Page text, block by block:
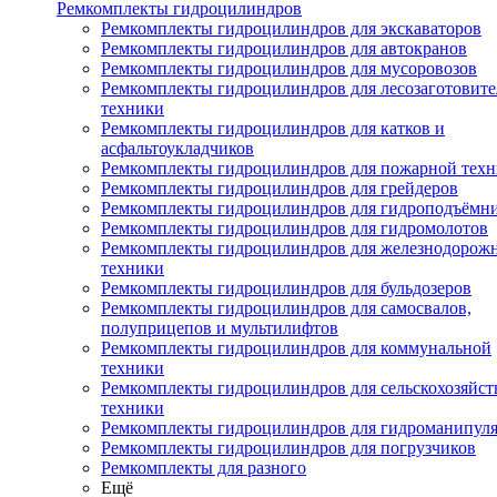
Ремкомплекты гидроцилиндров
Ремкомплекты гидроцилиндров для экскаваторов
Ремкомплекты гидроцилиндров для автокранов
Ремкомплекты гидроцилиндров для мусоровозов
Ремкомплекты гидроцилиндров для
техники
Ремкомплекты гидроцилиндров для катков и
асфальтоукладчиков
Ремкомплекты гидроцилиндров для пожарной
Ремкомплекты гидроцилиндров для грейдеров
Ремкомплекты гидроцилиндров для
Ремкомплекты гидроцилиндров для гидромолотов
Ремкомплекты гидроцилиндров для
техники
Ремкомплекты гидроцилиндров для бульдозеров
Ремкомплекты гидроцилиндров для самосвалов,
полуприцепов и мультилифтов
Ремкомплекты гидроцилиндров для коммунальной
техники
Ремкомплекты гидроцилиндров для
техники
Ремкомплекты гидроцилиндров для
Ремкомплекты гидроцилиндров для погрузчиков
Ремкомплекты для разного
Ещё